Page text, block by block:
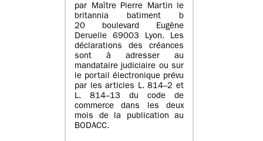
par Maître Pierre Martin le
britannia batiment b
20 boulevard Eugène
Deruelle 69003 Lyon. Les
déclarations des créances
sont à adresser au
mandataire judiciaire ou sur
le portail électronique prévu
par les articles L. 814–2 et
L. 814–13 du code de
commerce dans les deux
mois de la publication au
BODACC.